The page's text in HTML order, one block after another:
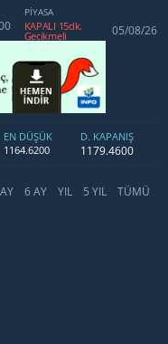
PİYASA
KAPALI 15dk.
Gecikmeli 05/08/26
EN DÜŞÜK
1164.6200
D. KAPANIŞ
1179.4600
6 AY YIL 5 YIL TÜMÜ